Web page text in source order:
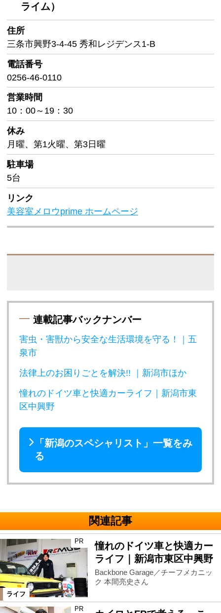
ライム）
住所
三条市興野3-4-45 秀和レジデンス1-B
電話番号
0256-46-0110
営業時間
10：00～19：30
休み
月曜、第1火曜、第3日曜
駐車場
5台
リンク
美容室メロウprime ホームページ
連載記事バックナンバー
害虫・害獣から安全な生活環境を守る！｜五
泉市
法律上のお困りごとを解決!! ｜新潟市ほか
憧れのドイツ車と快適カーライフ｜新潟市東
区中興野
「新潟のスペシャリスト」一覧をみ
る
関連記事
ライフ
PR
憧れのドイツ車と快適カー
ライフ｜新潟市東区中興野
Backbone Garage／チーフメカニッ
ク 本間亮史さん
PR